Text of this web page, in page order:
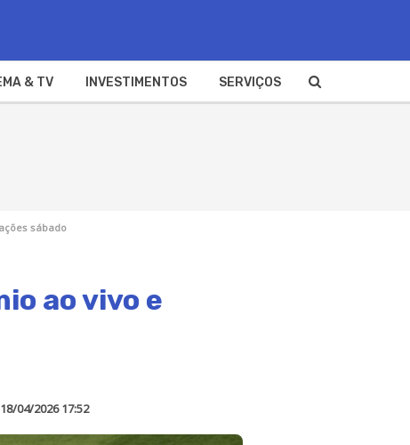
& TV INVESTIMENTOS SERVIÇOS
sábado
ao vivo e
18/04/2026 17:52